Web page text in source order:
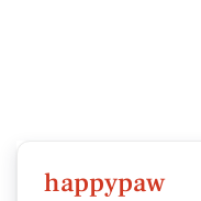
happypaw